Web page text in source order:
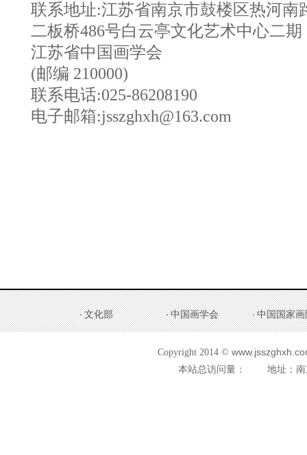
联系地址:江苏省南京市鼓楼区热河南
二板桥486号白云亭文化艺术中心二期
江苏省中国画学会
(邮编 210000)
联系电话:025-86208190
电子邮箱:jsszghxh@163.com
文化部 中国画学会 中国国家画
Copyright 2014 ©
本站总访问量： 地址：南